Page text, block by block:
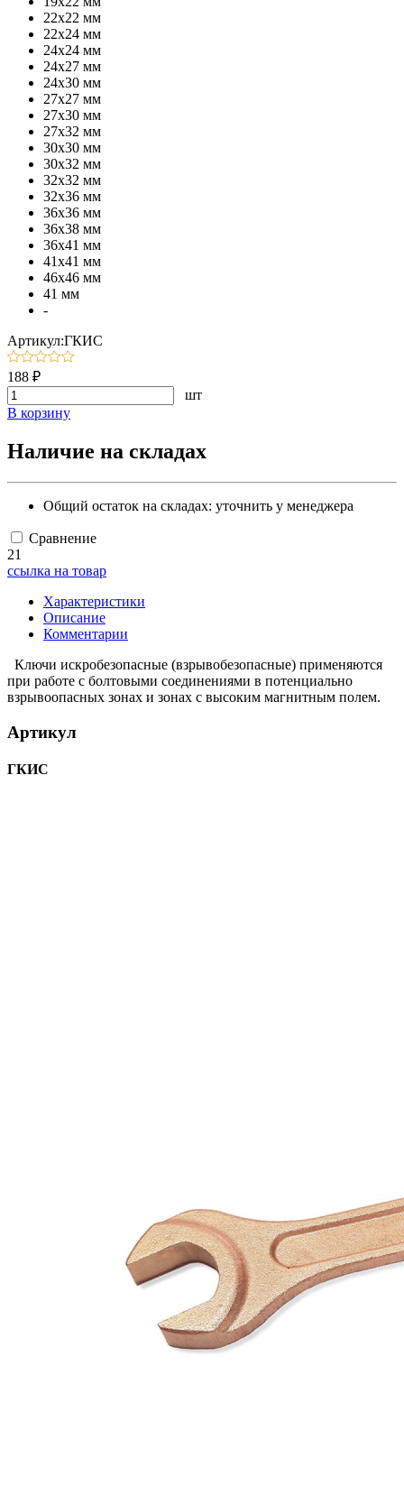
22х22 мм
22х24 мм
24х24 мм
24х27 мм
24х30 мм
27х27 мм
27х30 мм
27х32 мм
30х30 мм
30х32 мм
32х32 мм
32х36 мм
36х36 мм
36х38 мм
36х41 мм
41х41 мм
46х46 мм
41 мм
-
Артикул:ГКИС
188 ₽
шт
В корзину
Наличие на складах
Общий остаток на складах: уточнить у менеджера
Сравнение
21
ссылка на товар
Характеристики
Описание
Комментарии
Ключи искробезопасные (взрывобезопасные) применяются
при работе с болтовыми соединениями в потенциально
взрывоопасных зонах и зонах с высоким магнитным полем.
Артикул
ГКИС